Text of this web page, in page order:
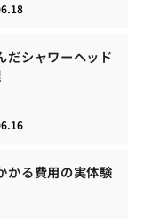
だシャワーヘッド
かる費用の実体験